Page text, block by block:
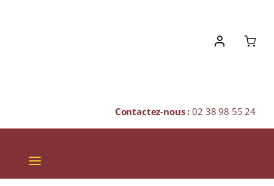
Contactez-nous :02 38 98 55 24
Toggle
Navigation